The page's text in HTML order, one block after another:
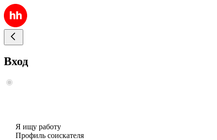
Вход
Я ищу работу
Профиль соискателя